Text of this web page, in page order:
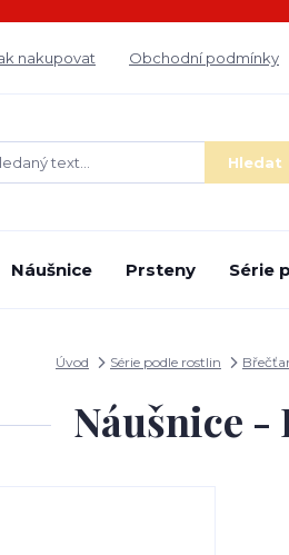
nakupovat Obchodní podmínky
Hledat
Náušnice Prsteny Série
Úvod Série podle rostlin
Náušnice -